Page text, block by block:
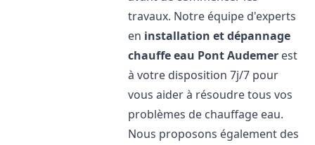
travaux. Notre équipe d'experts
en installation et dépannage
chauffe eau Pont Audemer est
à votre disposition 7j/7 pour
vous aider à résoudre tous vos
problèmes de chauffage eau.
Nous proposons également des